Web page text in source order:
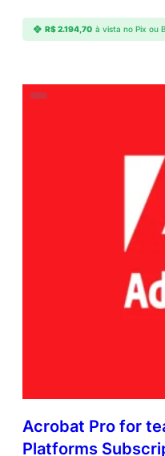
R$2.194,70 à vista no Pix ou
Acrobat Pro for
Platforms